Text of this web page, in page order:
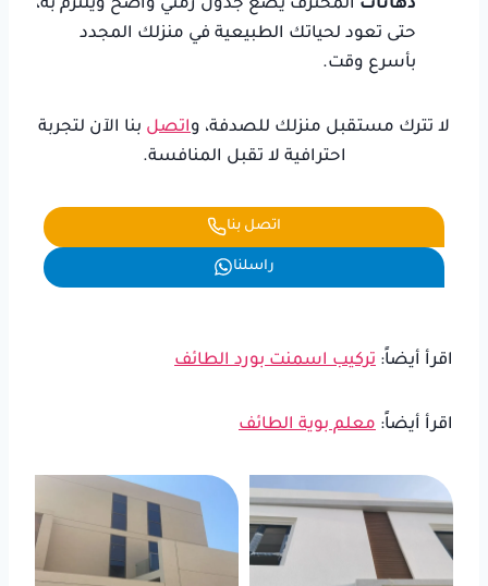
دهانات المحترف يضع جدول زمني واضح ويلتزم به،
حتى تعود لحياتك الطبيعية في منزلك المجدد
بأسرع وقت.
لا تترك مستقبل منزلك للصدفة، واتصل بنا الآن لتجربة
احترافية لا تقبل المنافسة.
اتصل بنا
راسلنا
اقرأ أيضاً: تركيب اسمنت بورد الطائف
اقرأ أيضاً: معلم بوية الطائف